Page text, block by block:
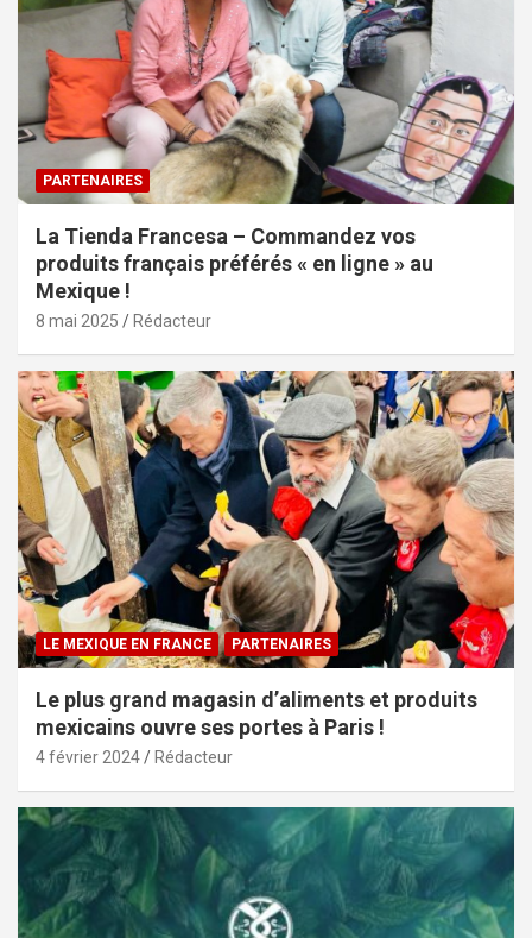
PARTENAIRES
La Tienda Francesa – Commandez vos
produits français préférés « en ligne » au
Mexique !
8 mai 2025 Rédacteur
LE MEXIQUE EN FRANCE PARTENAIRES
Le plus grand magasin d’aliments et produits
mexicains ouvre ses portes à Paris !
4 février 2024 Rédacteur